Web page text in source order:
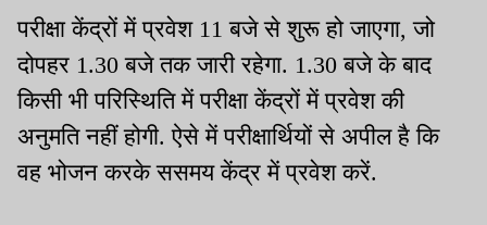
परीक्षा केंद्रों में प्रवेश 11 बजे से शुरू हो जाएगा, जो
दोपहर 1.30 बजे तक जारी रहेगा. 1.30 बजे के बाद
किसी भी परिस्थिति में परीक्षा केंद्रों में प्रवेश की
अनुमति नहीं होगी. ऐसे में परीक्षार्थियों से अपील है कि
वह भोजन करके ससमय केंद्र में प्रवेश करें.